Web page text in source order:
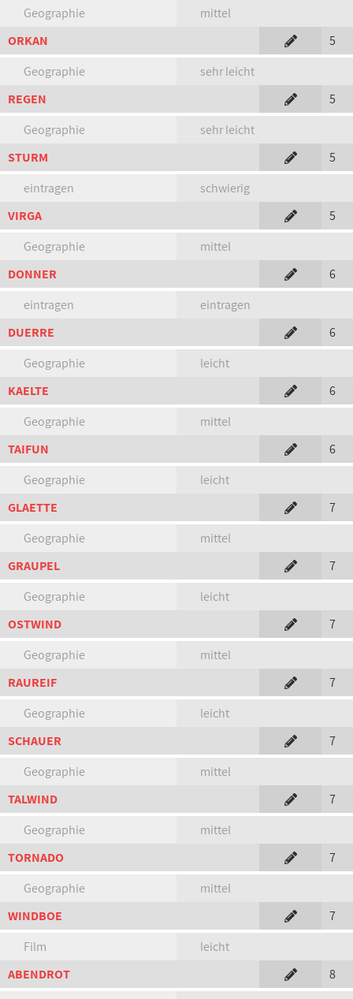
Geographie
mittel
ORKAN
5
Geographie
sehr leicht
REGEN
5
Geographie
sehr leicht
STURM
5
eintragen
schwierig
VIRGA
5
Geographie
mittel
DONNER
6
eintragen
eintragen
DUERRE
6
Geographie
leicht
KAELTE
6
Geographie
mittel
TAIFUN
6
Geographie
leicht
GLAETTE
7
Geographie
mittel
GRAUPEL
7
Geographie
leicht
OSTWIND
7
Geographie
mittel
RAUREIF
7
Geographie
leicht
SCHAUER
7
Geographie
mittel
TALWIND
7
Geographie
mittel
TORNADO
7
Geographie
mittel
WINDBOE
7
Film
leicht
ABENDROT
8